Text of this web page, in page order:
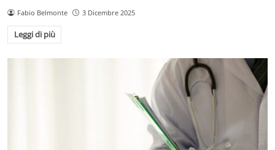
Fabio Belmonte 3 Dicembre 2025
Leggi di più